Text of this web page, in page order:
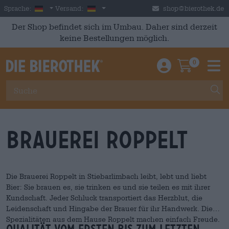
Skip to main content
Sprache: German
Versand: Deutschland shop@bierothek.de
Der Shop befindet sich im Umbau. Daher sind derzeit
keine Bestellungen möglich.
Einloggen /
0
Brauerei Roppelt
Die Brauerei Roppelt in Stiebarlimbach leibt, lebt und liebt
Bier: Sie brauen es, sie trinken es und sie teilen es mit ihrer
Kundschaft. Jeder Schluck transportiert das Herzblut, die
Leidenschaft und Hingabe der Brauer für ihr Handwerk. Die
Spezialitäten aus dem Hause Roppelt machen einfach Freude.